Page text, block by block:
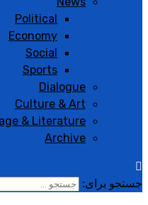
Political
Economy
Social
Sports
Dialogue
Culture & Art
& Literature
Archive
جستجو برای: